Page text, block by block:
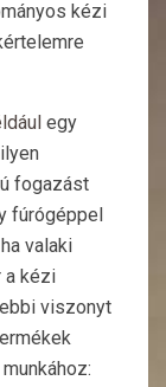
kézi
egy
fogazást
fúrógéppel
valaki
a kézi
viszonyt